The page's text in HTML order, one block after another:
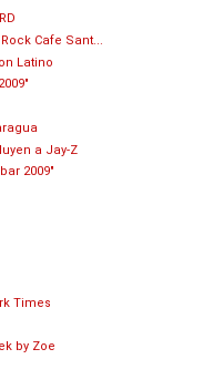
Cafe Sant...
Latino
a Jay-Z
2009"
Times
by Zoe